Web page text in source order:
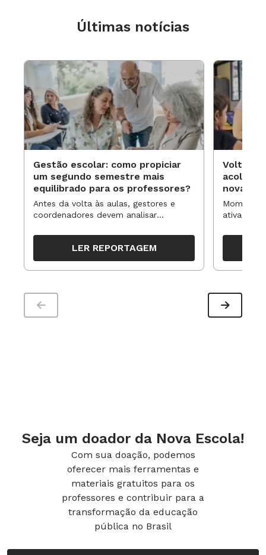
Últimas notícias
Gestão escolar: como propiciar
um segundo semestre mais
equilibrado para os professores?
Antes da volta às aulas, gestores e
coordenadores devem analisar
organizar ações para orientar o
trabalho pedagógico ao longo do
período
LER REPORTAGEM
Volta às
novas
ativa
propostas
Seja um doador da Nova Escola!
Com sua doação, podemos
oferecer mais ferramentas e
materiais gratuitos para os
professores e contribuir para a
transformação da educação
pública no Brasil